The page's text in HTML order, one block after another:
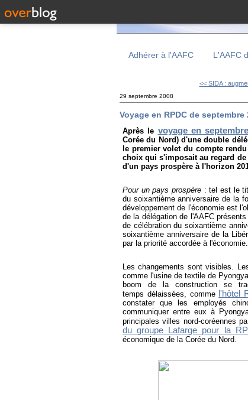
Adhérer à l'AAFC L'AAFC
<< SIDA :
29 septembre 2008
Voyage en RPDC de
Après le voyage en
Corée du Nord) d'une double
le premier volet du compte
choix qui s'imposait au regard
d'un pays prospère à l'horizon
Pour un pays prospère : tel est le
du soixantième anniversaire de la
développement de l'économie est
de la délégation de l'AAFC
de célébration du soixantième
soixantième anniversaire de la
par la priorité accordée à l'économie.
Les changements sont visibles.
comme l'usine de textile de
boom de la construction se
temps délaissées, comme l'hôtel
constater que les employés
communiquer entre eux à
principales villes nord-coréennes
du groupe Lafarge pour la
économique de la Corée du Nord.